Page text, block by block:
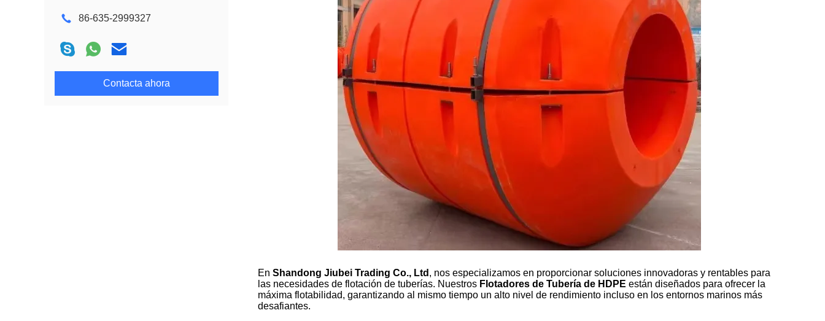
86-635-2999327
Contacta ahora
En Shandong Jiubei Trading Co., Ltd , nos especializamos en proporcionar soluciones innovadoras y rentables para
las necesidades de flotación de tuberías. Nuestros Flotadores de Tubería de HDPE están diseñados para ofrecer la
máxima flotabilidad, garantizando al mismo tiempo un alto nivel de rendimiento incluso en los entornos marinos más
desafiantes.